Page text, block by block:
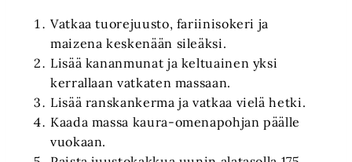
Vatkaa tuorejuusto, fariinisokeri ja
maizena keskenään sileäksi.
Lisää kananmunat ja keltuainen yksi
kerrallaan vatkaten massaan.
Lisää ranskankerma ja vatkaa vielä hetki.
Kaada massa kaura-omenapohjan päälle
vuokaan.